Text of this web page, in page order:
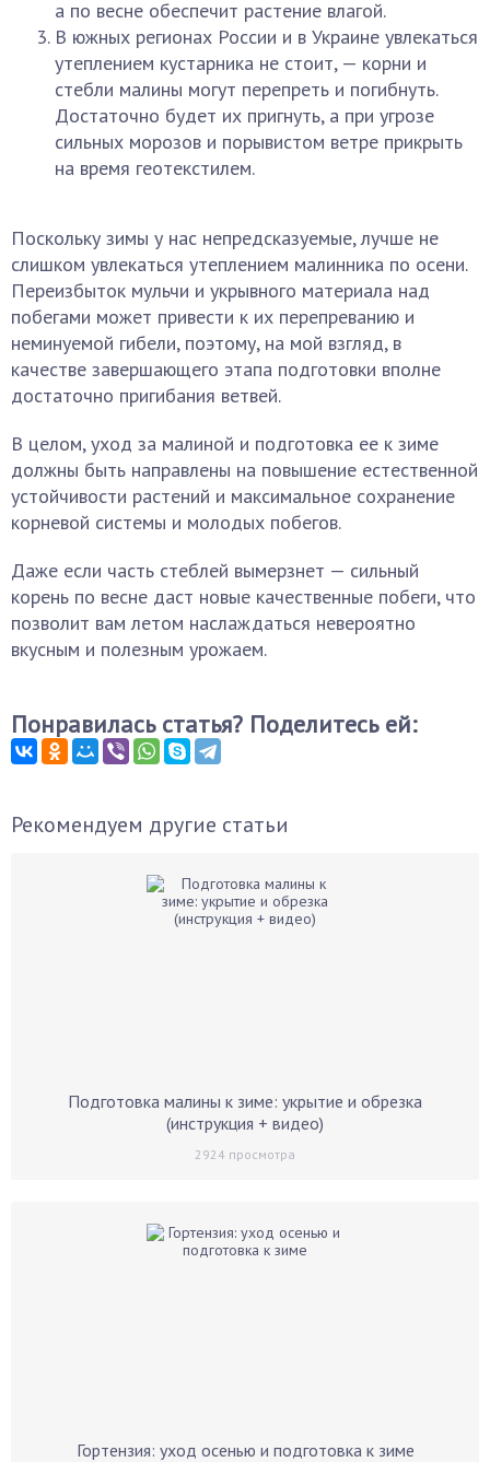
а по весне обеспечит растение влагой.
В южных регионах России и в Украине увлекаться
утеплением кустарника не стоит, — корни и
стебли малины могут перепреть и погибнуть.
Достаточно будет их пригнуть, а при угрозе
сильных морозов и порывистом ветре прикрыть
на время геотекстилем.
Поскольку зимы у нас непредсказуемые, лучше не
слишком увлекаться утеплением малинника по осени.
Переизбыток мульчи и укрывного материала над
побегами может привести к их перепреванию и
неминуемой гибели, поэтому, на мой взгляд, в
качестве завершающего этапа подготовки вполне
достаточно пригибания ветвей.
В целом, уход за малиной и подготовка ее к зиме
должны быть направлены на повышение естественной
устойчивости растений и максимальное сохранение
корневой системы и молодых побегов.
Даже если часть стеблей вымерзнет — сильный
корень по весне даст новые качественные побеги, что
позволит вам летом наслаждаться невероятно
вкусным и полезным урожаем.
Понравилась статья? Поделитесь ей:
Рекомендуем другие статьи
Подготовка малины к зиме: укрытие и обрезка
(инструкция + видео)
2924 просмотра
Гортензия: уход осенью и подготовка к зиме